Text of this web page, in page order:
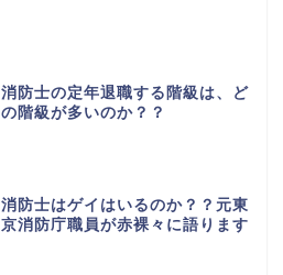
消防士の定年退職する階級は、ど
の階級が多いのか？？
消防士はゲイはいるのか？？元東
京消防庁職員が赤裸々に語ります